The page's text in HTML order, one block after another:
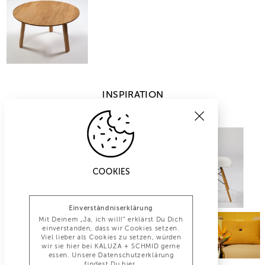
INSPIRATION
COOKIES
Einverständniserklärung
Mit Deinem „Ja, ich will!“ erklärst Du Dich
einverstanden, dass wir Cookies setzen.
Viel lieber als Cookies zu setzen, würden
wir sie hier bei KALUZA + SCHMID gerne
essen. Unsere Datenschutzerklärung